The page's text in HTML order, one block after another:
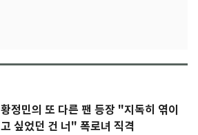
황정민의 또 다른 팬 등장 "지독히 엮이
고 싶었던 건 너" 폭로녀 직격